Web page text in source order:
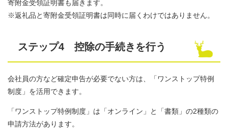
寄附金受領証明書も届きます。
​※返礼品と寄附金受領証明書は同時に届くわけではありません。
ステップ4 控除の手続きを行う
会社員の方など確定申告が必要でない方は、「ワンストップ特例
制度」を活用できます。
「ワンストップ特例制度」は「オンライン」と「書類」の2種類の
申請方法があります。